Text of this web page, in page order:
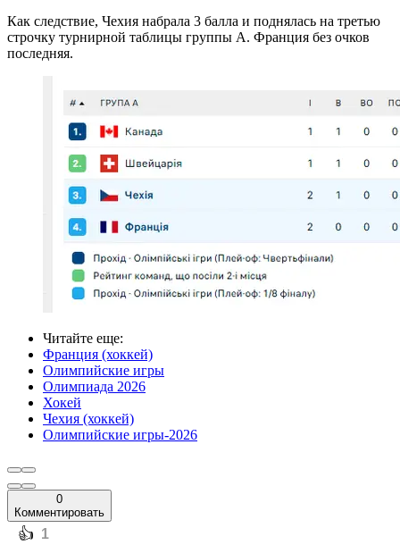
Как следствие, Чехия набрала 3 балла и поднялась на третью
строчку турнирной таблицы группы А. Франция без очков
последняя.
Читайте еще:
Франция (хоккей)
Олимпийские игры
Олимпиада 2026
Хокей
Чехия (хоккей)
Олимпийские игры-2026
0
Комментировать
️👍 1